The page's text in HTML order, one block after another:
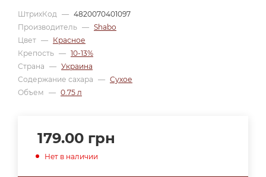
ШтрихКод — 4820070401097
Производитель — Shabo
Цвет — Красное
Крепость — 10-13%
Страна — Украина
Содержание сахара — Сухое
Объем — 0.75 л
179.00 грн
Нет в наличии